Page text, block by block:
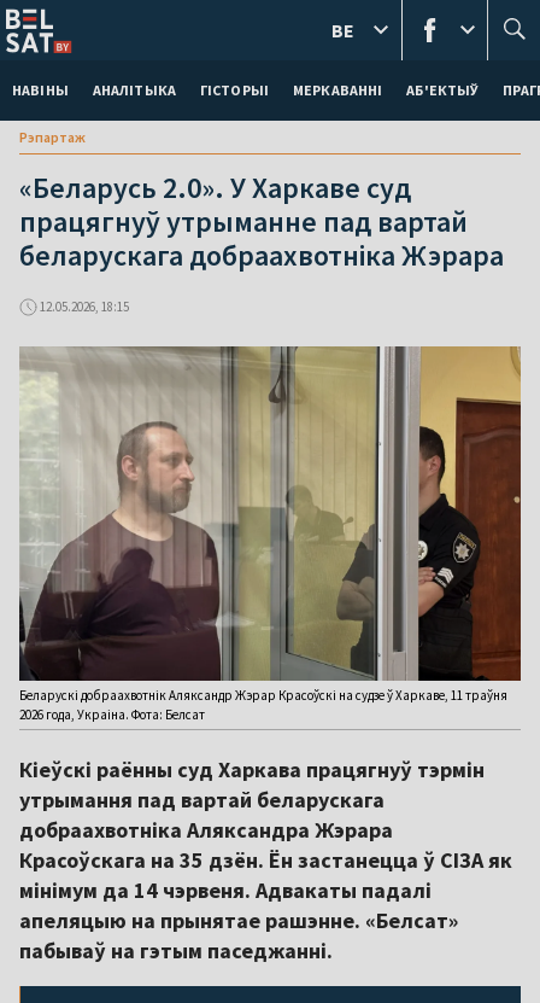
НАВІНЫ АНАЛІТЫКА ГІСТОРЫІ МЕРКАВАННI АБ'ЕКТЫЎ
BE
Рэпартаж
«Беларусь 2.0». У Харкаве суд
працягнуў утрыманне пад вартай
беларускага добраахвотніка Жэрара
12.05.2026, 18:15
Беларускі добраахвотнік Аляксандр Жэрар Красоўскі на судзе ў Харкаве, 11 траўня
2026 года, Украіна. Фота: Белсат
Кіеўскі раённы суд Харкава працягнуў тэрмін
утрымання пад вартай беларускага
добраахвотніка Аляксандра Жэрара
Красоўскага на 35 дзён. Ён застанецца ў СІЗА як
мінімум да 14 чэрвеня. Адвакаты падалі
апеляцыю на прынятае рашэнне. «Белсат»
пабываў на гэтым паседжанні.